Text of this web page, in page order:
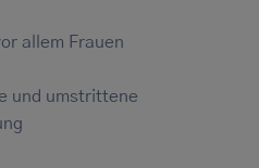
allem Frauen
und umstrittene